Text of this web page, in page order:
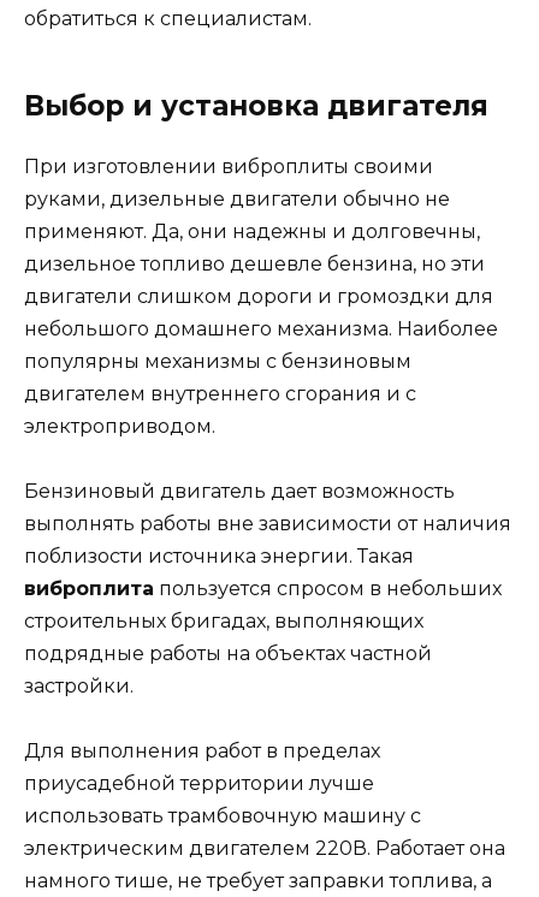
обратиться к специалистам.
Выбор и установка двигателя
При изготовлении виброплиты своими
руками, дизельные двигатели обычно не
применяют. Да, они надежны и долговечны,
дизельное топливо дешевле бензина, но эти
двигатели слишком дороги и громоздки для
небольшого домашнего механизма. Наиболее
популярны механизмы с бензиновым
двигателем внутреннего сгорания и с
электроприводом.
Бензиновый двигатель дает возможность
выполнять работы вне зависимости от наличия
поблизости источника энергии. Такая
виброплита пользуется спросом в небольших
строительных бригадах, выполняющих
подрядные работы на объектах частной
застройки.
Для выполнения работ в пределах
приусадебной территории лучше
использовать трамбовочную машину с
электрическим двигателем 220В. Работает она
намного тише, не требует заправки топлива, а